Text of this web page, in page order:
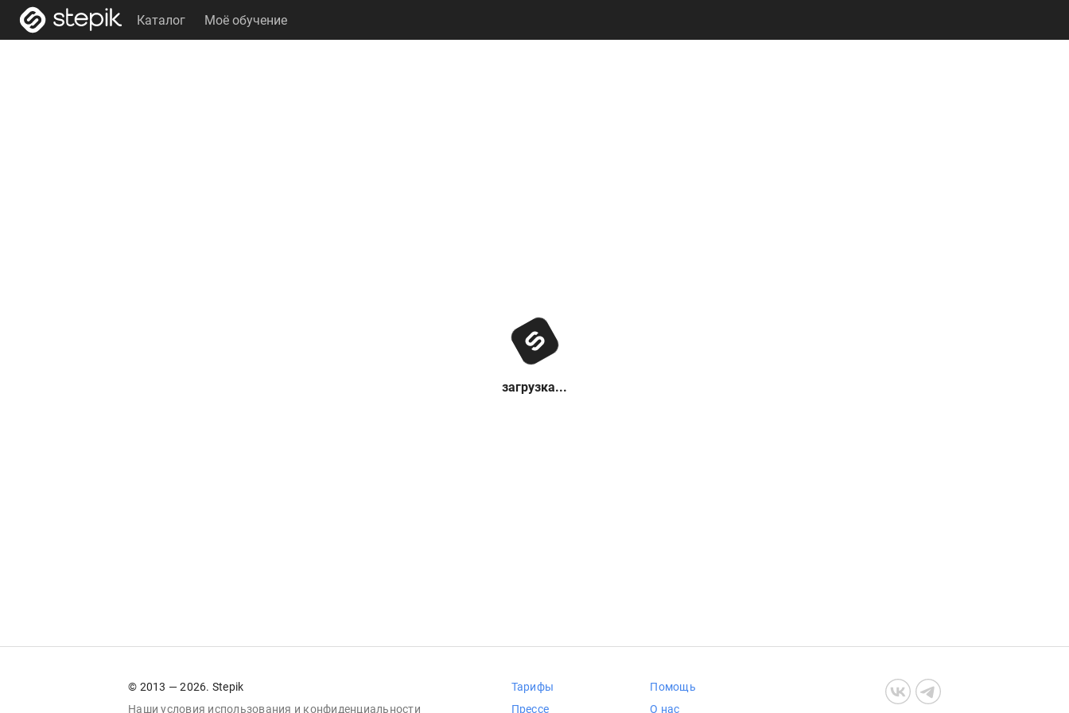
Каталог Моё обучение
загрузка...
© 2013 — 2026. Stepik
Наши условия использования и конфиденциальности
Тарифы
Прессе
Помощь
О нас